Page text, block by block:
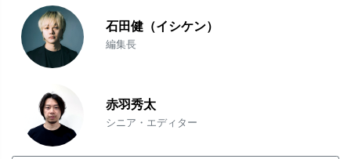
石田健（イシケン）
編集長
赤羽秀太
シニア・エディター